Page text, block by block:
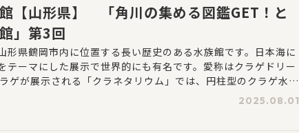
【山形県】 「角川の集める図鑑GET！と
」第3回
形県鶴岡市内に位置する長い歴史のある水族館です。日本海に
テーマにした展示で世界的にも有名です。愛称はクラゲドリー
ゲが展示される「クラネタリウム」では、円柱型のクラゲ水槽
ラゲ好きにはたまらない仕掛けがあふれています。2025.08.01